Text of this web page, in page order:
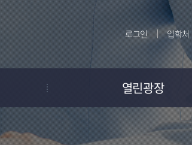
로그인 입학처
열린광장
공지사항